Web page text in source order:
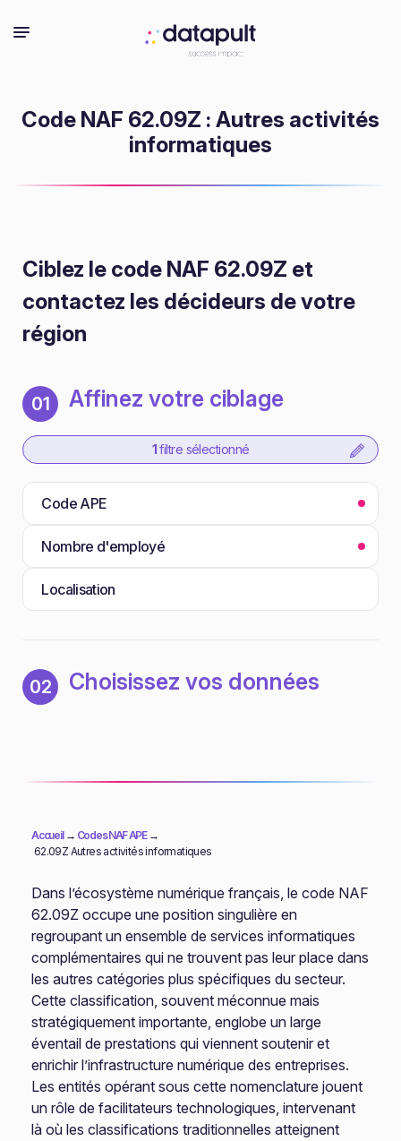
Code NAF 62.09Z : Autres activités
informatiques
Ciblez le code NAF 62.09Z et
contactez les décideurs de votre
région
01 Affinez votre ciblage
1 filtre sélectionné
Code APE
Nombre d'employé
Localisation
02 Choisissez vos données
Accueil→ Codes NAF APE→
62.09Z Autres activités informatiques
Dans l’écosystème numérique français, le code NAF
62.09Z occupe une position singulière en
regroupant un ensemble de services informatiques
complémentaires qui ne trouvent pas leur place dans
les autres catégories plus spécifiques du secteur.
Cette classification, souvent méconnue mais
stratégiquement importante, englobe un large
éventail de prestations qui viennent soutenir et
enrichir l’infrastructure numérique des entreprises.
Les entités opérant sous cette nomenclature jouent
un rôle de facilitateurs technologiques, intervenant
là où les classifications traditionnelles atteignent